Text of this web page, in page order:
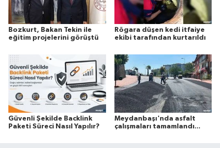
Bozkurt, Bakan Tekin ile
eğitim projelerini görüştü
Rögara düşen kedi itfaiye
ekibi tarafından kurtarıldı
Güvenli Şekilde Backlink
Paketi Süreci Nasıl Yapılır?
Meydanbaşı'nda asfalt
çalışmaları tamamlandı...